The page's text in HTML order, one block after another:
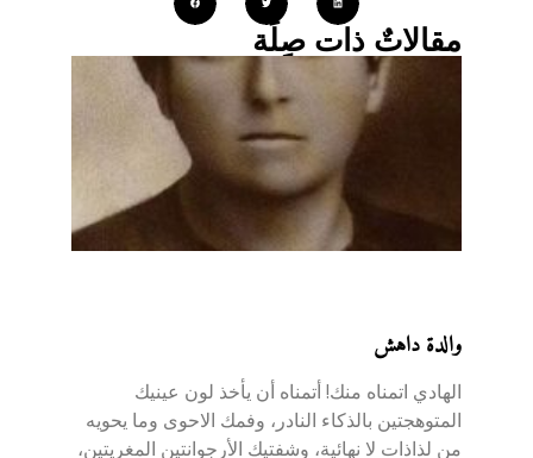
مقالاتٌ ذات صِلَة
والدة داهش
الهادي اتمناه منك! أتمناه أن يأخذ لون عينيك
المتوهجتين بالذكاء النادر، وفمك الاحوى وما يحويه
من لذاذات لا نهائية، وشفتيك الأرجوانتين المغريتين،